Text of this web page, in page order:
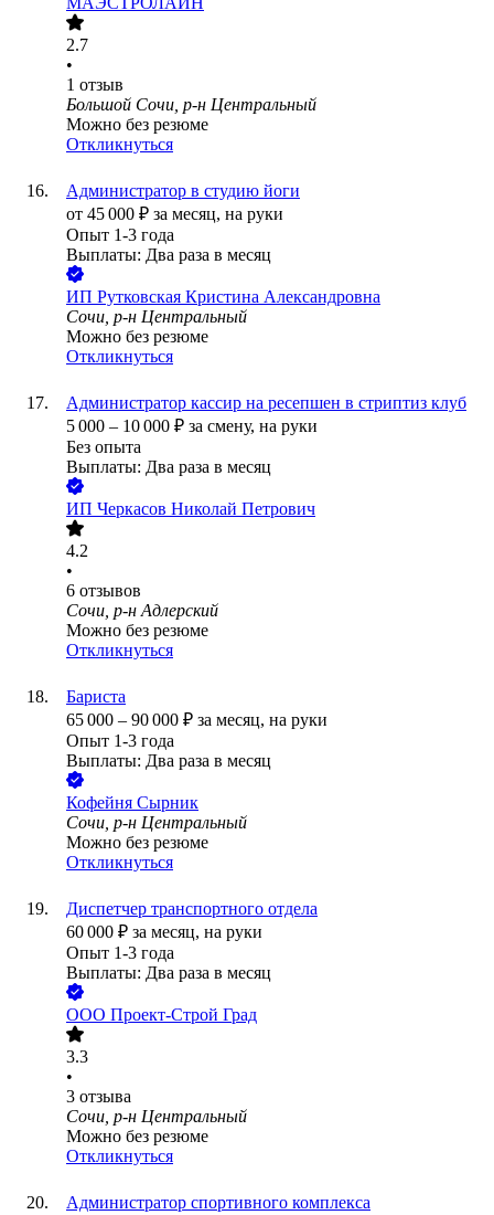
2.7
•
1 отзыв
Большой Сочи, р-н Центральный
Можно без резюме
Откликнуться
Администратор в студию йоги
от 45 000 ₽ за месяц, на руки
Опыт 1-3 года
Выплаты: Два раза в месяц
ИП Рутковская Кристина Александровна
Сочи, р-н Центральный
Можно без резюме
Откликнуться
Администратор кассир на ресепшен в стриптиз клуб
5 000 – 10 000 ₽ за смену, на руки
Без опыта
Выплаты: Два раза в месяц
ИП Черкасов Николай Петрович
4.2
•
6 отзывов
Сочи, р-н Адлерский
Можно без резюме
Откликнуться
Бариста
65 000 – 90 000 ₽ за месяц, на руки
Опыт 1-3 года
Выплаты: Два раза в месяц
Кофейня Сырник
Сочи, р-н Центральный
Можно без резюме
Откликнуться
Диспетчер транспортного отдела
60 000 ₽ за месяц, на руки
Опыт 1-3 года
Выплаты: Два раза в месяц
ООО Проект-Строй Град
3.3
•
3 отзыва
Сочи, р-н Центральный
Можно без резюме
Откликнуться
Администратор спортивного комплекса